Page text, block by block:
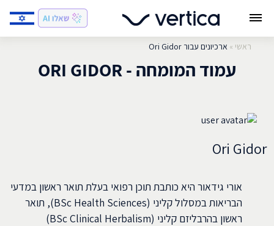
ראשי » ארכיונים עבור Ori Gidor
עמוד המומחה - ORI GIDOR
Ori Gidor
אורי גידאור היא כותבת תוכן רפואי בעלת תואר ראשון במדעי
הבריאות במסלול קליני (BSc Health Sciences), תואר
ראשון בהרבליזם קליני (BSc Clinical Herbalism)